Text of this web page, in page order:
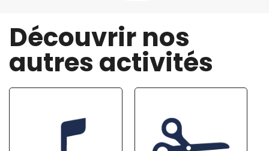
Découvrir nos
autres activités